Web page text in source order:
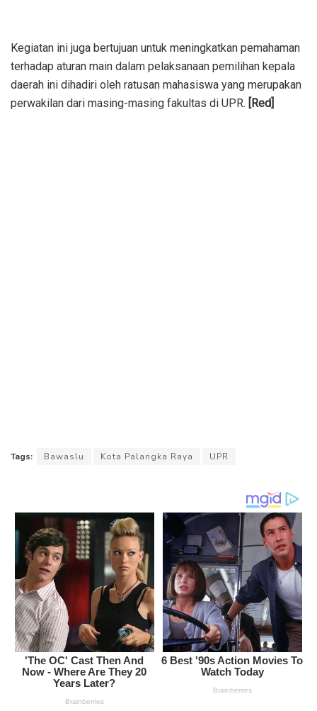
Kegiatan ini juga bertujuan untuk meningkatkan pemahaman
terhadap aturan main dalam pelaksanaan pemilihan kepala
daerah ini dihadiri oleh ratusan mahasiswa yang merupakan
perwakilan dari masing-masing fakultas di UPR. [Red]
Tags: Bawaslu Kota Palangka Raya UPR